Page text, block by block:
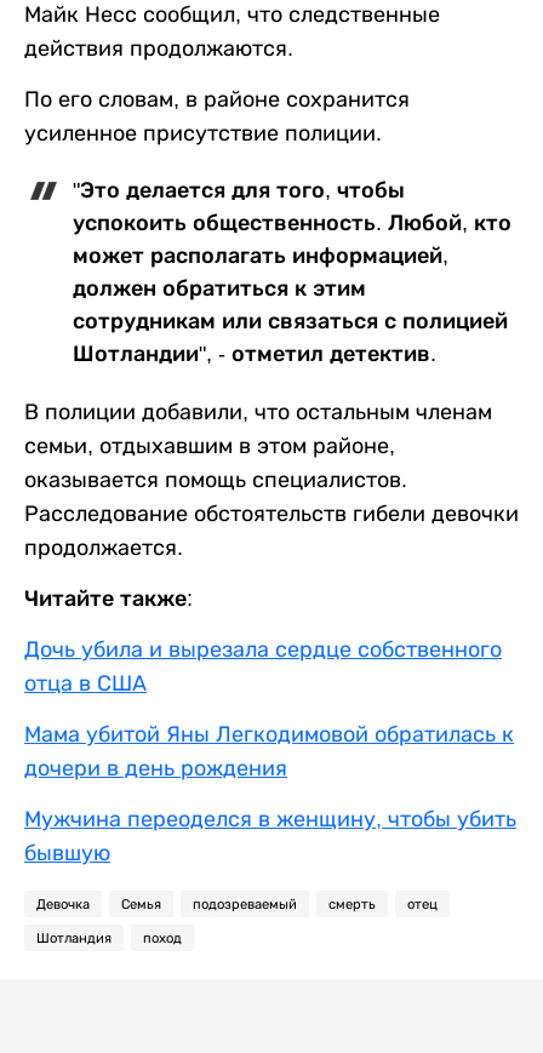
Майк Несс сообщил, что следственные
действия продолжаются.
По его словам, в районе сохранится
усиленное присутствие полиции.
"Это делается для того, чтобы
успокоить общественность. Любой, кто
может располагать информацией,
должен обратиться к этим
сотрудникам или связаться с полицией
Шотландии", - отметил детектив.
В полиции добавили, что остальным членам
семьи, отдыхавшим в этом районе,
оказывается помощь специалистов.
Расследование обстоятельств гибели девочки
продолжается.
Читайте также:
Дочь убила и вырезала сердце собственного
отца в США
Мама убитой Яны Легкодимовой обратилась к
дочери в день рождения
Мужчина переоделся в женщину, чтобы убить
бывшую
Девочка Семья подозреваемый смерть отец
Шотландия поход